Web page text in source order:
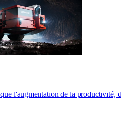
l'augmentation de la